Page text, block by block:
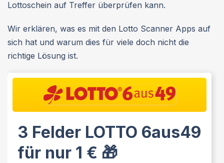
Lottoschein auf Treffer überprüfen kann.
Wir erklären, was es mit den Lotto Scanner Apps auf
sich hat und warum dies für viele doch nicht die
richtige Lösung ist.
3 Felder LOTTO 6aus49
für nur 1 € 🎁